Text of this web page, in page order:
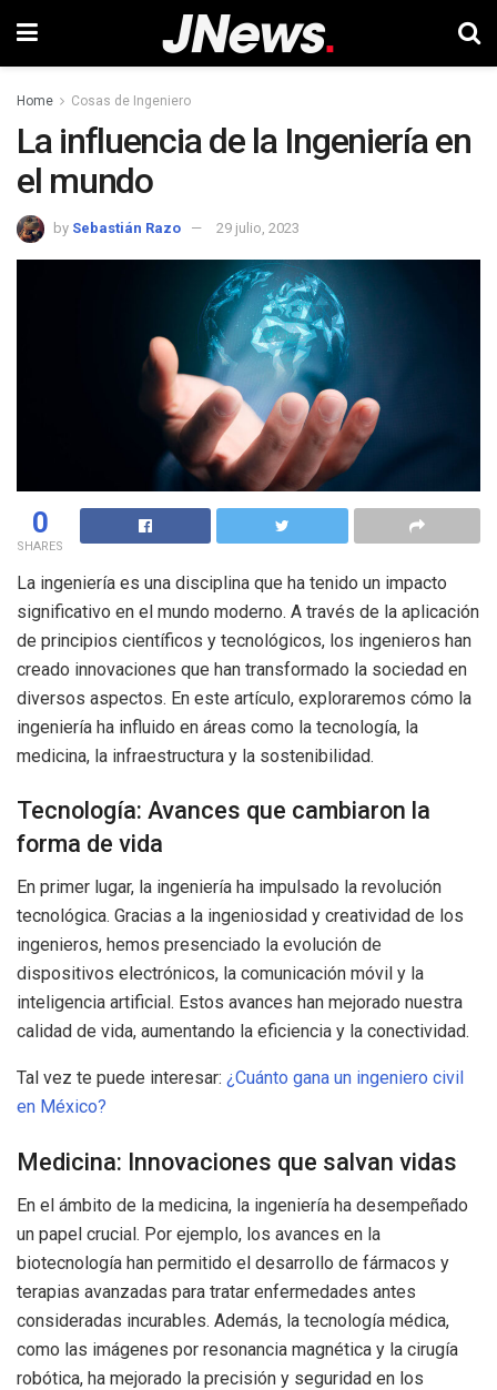
Home Cosas de Ingeniero
La influencia de la Ingeniería en
el mundo
by Sebastián Razo 29 julio, 2023
0
SHARES
La ingeniería es una disciplina que ha tenido un impacto
significativo en el mundo moderno. A través de la aplicación
de principios científicos y tecnológicos, los ingenieros han
creado innovaciones que han transformado la sociedad en
diversos aspectos. En este artículo, exploraremos cómo la
ingeniería ha influido en áreas como la tecnología, la
medicina, la infraestructura y la sostenibilidad.
Tecnología: Avances que cambiaron la
forma de vida
En primer lugar, la ingeniería ha impulsado la revolución
tecnológica. Gracias a la ingeniosidad y creatividad de los
ingenieros, hemos presenciado la evolución de
dispositivos electrónicos, la comunicación móvil y la
inteligencia artificial. Estos avances han mejorado nuestra
calidad de vida, aumentando la eficiencia y la conectividad.
Tal vez te puede interesar: ¿Cuánto gana un ingeniero civil
en México?
Medicina: Innovaciones que salvan vidas
En el ámbito de la medicina, la ingeniería ha desempeñado
un papel crucial. Por ejemplo, los avances en la
biotecnología han permitido el desarrollo de fármacos y
terapias avanzadas para tratar enfermedades antes
consideradas incurables. Además, la tecnología médica,
como las imágenes por resonancia magnética y la cirugía
robótica, ha mejorado la precisión y seguridad en los